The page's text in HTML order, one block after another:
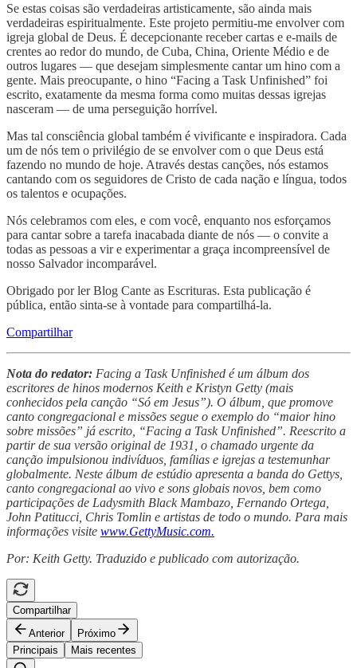
Se estas coisas são verdadeiras artisticamente, são ainda mais
verdadeiras espiritualmente. Este projeto permitiu-me envolver com
igreja global de Deus. É decepcionante receber cartas e e-mails de
crentes ao redor do mundo, de Cuba, China, Oriente Médio e de
outros lugares — que desejam simplesmente cantar um hino com a
gente. Mais preocupante, o hino “Facing a Task Unfinished” foi
escrito, exatamente da mesma forma como muitas dessas igrejas
nasceram — de uma perseguição horrível.
Mas tal consciência global também é vivificante e inspiradora. Cada
um de nós tem o privilégio de se envolver com o que Deus está
fazendo no mundo de hoje. Através destas canções, nós estamos
cantando com os seguidores de Cristo de cada nação e língua, todos
os talentos e ocupações.
Nós celebramos com eles, e com você, enquanto nos esforçamos
para cantar sobre a tarefa inacabada diante de nós — o convite a
todas as pessoas a vir e experimentar a graça incompreensível de
nosso Salvador incomparável.
Obrigado por ler Blog Cante as Escrituras. Esta publicação é
pública, então sinta-se à vontade para compartilhá-la.
Compartilhar
Nota do redator: Facing a Task Unfinished é um álbum dos
escritores de hinos modernos Keith e Kristyn Getty (mais
conhecidos pela canção “Só em Jesus”). O álbum, que promove
canto congregacional e missões segue o exemplo do “maior hino
sobre missões” já escrito, “Facing a Task Unfinished”. Reescrito a
partir de sua versão original de 1931, o chamado urgente da
canção impulsionou indivíduos, famílias e igrejas a testemunhar
globalmente. Neste álbum de estúdio apresenta a banda do Gettys,
canto congregacional ao vivo e sons globais novos, bem como
participações de Ladysmith Black Mambazo, Fernando Ortega,
John Patitucci, Chris Tomlin e artistas de todo o mundo. Para mais
informações visite www.GettyMusic.com.
Por: Keith Getty. Traduzido e publicado com autorização.
Compartilhar
Anterior
Próximo
Principais
Mais recentes